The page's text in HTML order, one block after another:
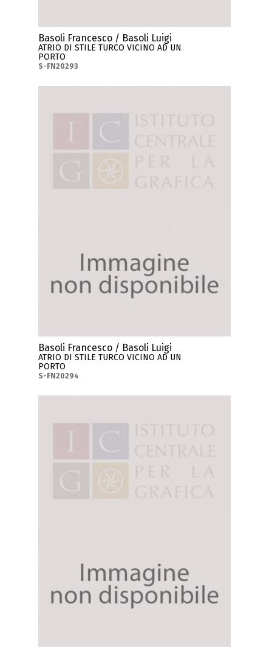
Basoli Francesco / Basoli Luigi
ATRIO DI STILE TURCO VICINO AD UN
PORTO
S-FN20293
Basoli Francesco / Basoli Luigi
ATRIO DI STILE TURCO VICINO AD UN
PORTO
S-FN20294